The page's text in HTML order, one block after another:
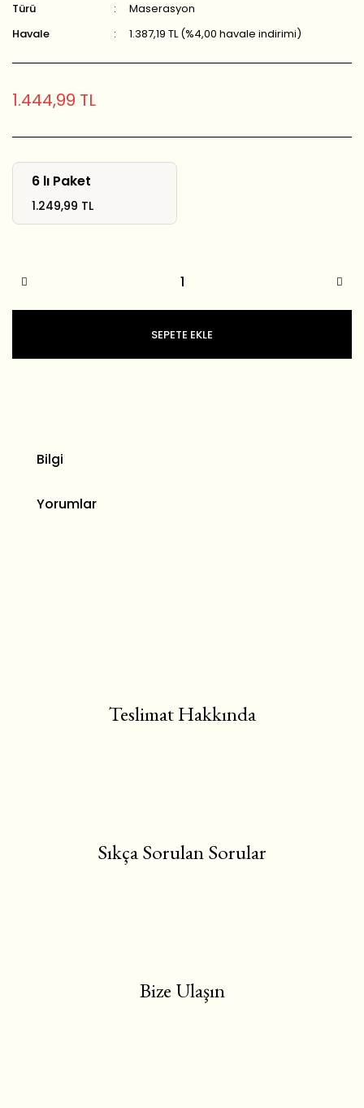
Türü
Maserasyon
Havale
1.387,19 TL (%4,00 havale indirimi)
1.444,99 TL
6 lı Paket
1.249,99 TL
SEPETE EKLE
Bilgi
Yorumlar
Teslimat Hakkında
Sıkça Sorulan Sorular
Bize Ulaşın